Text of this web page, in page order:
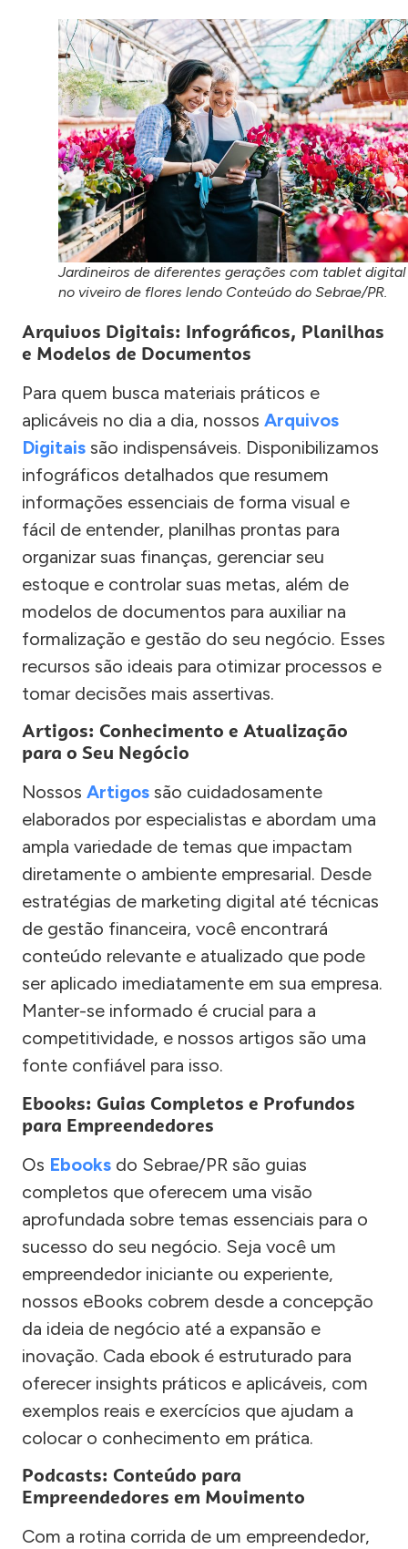
Jardineiros de diferentes gerações com tablet digital
no viveiro de flores lendo Conteúdo do Sebrae/PR.
Arquivos Digitais: Infográficos, Planilhas
e Modelos de Documentos
Para quem busca materiais práticos e
aplicáveis no dia a dia, nossos Arquivos
Digitais são indispensáveis. Disponibilizamos
infográficos detalhados que resumem
informações essenciais de forma visual e
fácil de entender, planilhas prontas para
organizar suas finanças, gerenciar seu
estoque e controlar suas metas, além de
modelos de documentos para auxiliar na
formalização e gestão do seu negócio. Esses
recursos são ideais para otimizar processos e
tomar decisões mais assertivas.
Artigos: Conhecimento e Atualização
para o Seu Negócio
Nossos Artigos são cuidadosamente
elaborados por especialistas e abordam uma
ampla variedade de temas que impactam
diretamente o ambiente empresarial. Desde
estratégias de marketing digital até técnicas
de gestão financeira, você encontrará
conteúdo relevante e atualizado que pode
ser aplicado imediatamente em sua empresa.
Manter-se informado é crucial para a
competitividade, e nossos artigos são uma
fonte confiável para isso.
Ebooks: Guias Completos e Profundos
para Empreendedores
Os Ebooks do Sebrae/PR são guias
completos que oferecem uma visão
aprofundada sobre temas essenciais para o
sucesso do seu negócio. Seja você um
empreendedor iniciante ou experiente,
nossos eBooks cobrem desde a concepção
da ideia de negócio até a expansão e
inovação. Cada ebook é estruturado para
oferecer insights práticos e aplicáveis, com
exemplos reais e exercícios que ajudam a
colocar o conhecimento em prática.
Podcasts: Conteúdo para
Empreendedores em Movimento
Com a rotina corrida de um empreendedor,